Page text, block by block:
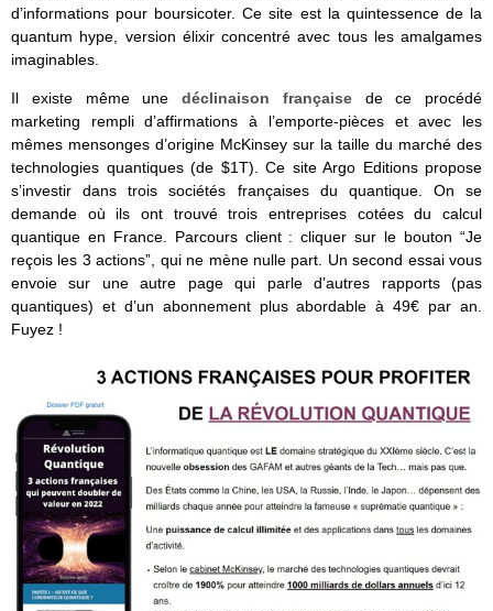
d’informations pour boursicoter. Ce site est la quintessence de la
quantum hype, version élixir concentré avec tous les amalgames
imaginables.
Il existe même une déclinaison françaisede ce procédé
marketing rempli d’affirmations à l’emporte-pièces et avec les
mêmes mensonges d’origine McKinsey sur la taille du marché des
technologies quantiques (de $1T). Ce site Argo Editions propose
s’investir dans trois sociétés françaises du quantique. On se
demande où ils ont trouvé trois entreprises cotées du calcul
quantique en France. Parcours client : cliquer sur le bouton “Je
reçois les 3 actions”, qui ne mène nulle part. Un second essai vous
envoie sur une autre page qui parle d’autres rapports (pas
quantiques) et d’un abonnement plus abordable à 49€ par an.
Fuyez !